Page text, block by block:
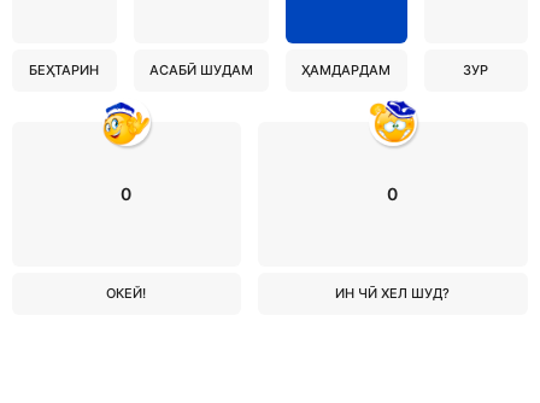
БЕҲТАРИН АСАБӢ ШУДАМ ҲАМДАРДАМ ЗУР
0
ОКЕЙ!
0
ИН ЧӢ ХЕЛ ШУД?